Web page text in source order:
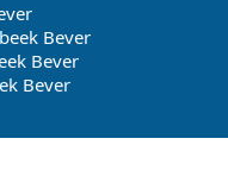
Bever
Bever
Bever